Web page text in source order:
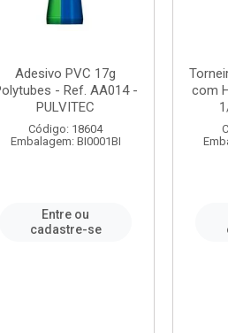
Adesivo PVC 17g
- Ref. AA014 -
PULVITEC
Código: 18604
Embalagem: BI0001BI
Entre ou
cadastre-se
com